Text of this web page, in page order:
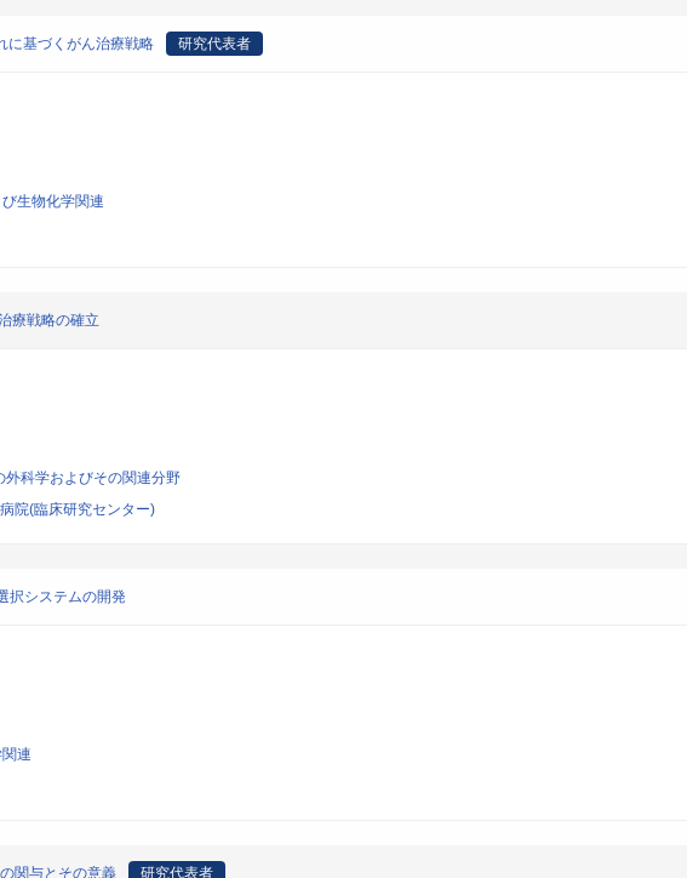
に基づくがん治療戦略 研究代表者
生物化学関連
療戦略の確立
科学およびその関連分野
院(臨床研究センター)
択システムの開発
連
関与とその意義 研究代表者